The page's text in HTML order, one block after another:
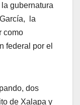
gubernatura
la
como
federal por el
dos
de Xalapa y